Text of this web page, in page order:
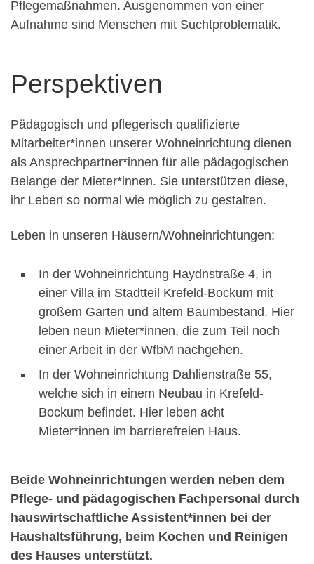
Pflegemaßnahmen. Ausgenommen von einer
Aufnahme sind Menschen mit Suchtproblematik.
Perspektiven
Pädagogisch und pflegerisch qualifizierte
Mitarbeiter*innen unserer Wohneinrichtung dienen
als Ansprechpartner*innen für alle pädagogischen
Belange der Mieter*innen. Sie unterstützen diese,
ihr Leben so normal wie möglich zu gestalten.
Leben in unseren Häusern/Wohneinrichtungen:
In der Wohneinrichtung Haydnstraße 4, in
einer Villa im Stadtteil Krefeld-Bockum mit
großem Garten und altem Baumbestand. Hier
leben neun Mieter*innen, die zum Teil noch
einer Arbeit in der WfbM nachgehen.
In der Wohneinrichtung Dahlienstraße 55,
welche sich in einem Neubau in Krefeld-
Bockum befindet. Hier leben acht
Mieter*innen im barrierefreien Haus.
Beide Wohneinrichtungen werden neben dem
Pflege- und pädagogischen Fachpersonal durch
hauswirtschaftliche Assistent*innen bei der
Haushaltsführung, beim Kochen und Reinigen
des Hauses unterstützt.